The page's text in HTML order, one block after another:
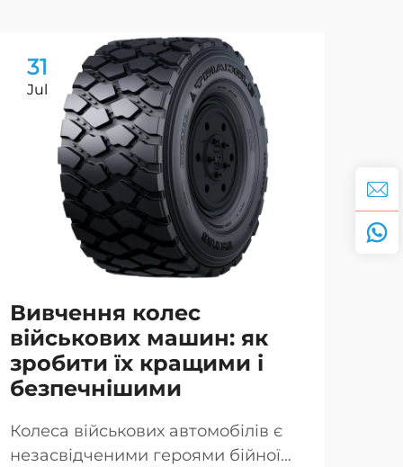
31
Jul
Вивчення колес
військових машин: як
зробити їх кращими і
безпечнішими
Колеса військових автомобілів є
незасвідченими героями бійної